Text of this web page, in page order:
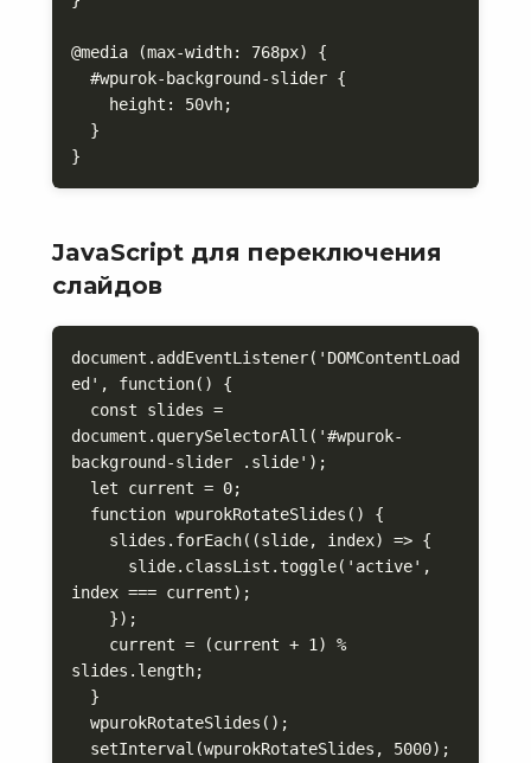
@media (max-width: 768px) {
}
JavaScript для переключения
слайдов
document.addEventListener('DOMContentLoad
ed', function() {
document.querySelectorAll('#wpurok-
background-slider .slide');
index === current);
slides.length;